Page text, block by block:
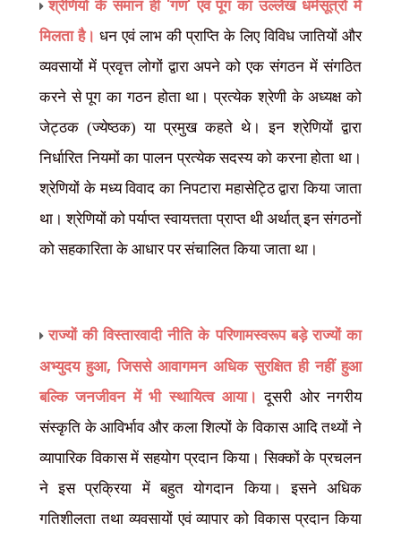
श्रेणियों के समान ही 'गण'एवं पूग का उल्लेख धर्मसूत्रों में
मिलता है। धन एवं लाभ की प्राप्ति के लिए विविध जातियों और
व्यवसायों में प्रवृत्त लोगों द्वारा अपने को एक संगठन में संगठित
करने से पूग का गठन होता था। प्रत्येक श्रेणी के अध्यक्ष को
जेट्ठक (ज्येष्ठक) या प्रमुख कहते थे। इन श्रेणियों द्वारा
निर्धारित नियमों का पालन प्रत्येक सदस्य को करना होता था।
श्रेणियों के मध्य विवाद का निपटारा महासेट्ठि द्वारा किया जाता
था। श्रेणियों को पर्याप्त स्वायत्तता प्राप्त थी अर्थात् इन संगठनों
को सहकारिता के आधार पर संचालित किया जाता था।
राज्यों की विस्तारवादी नीति के परिणामस्वरूप बड़े राज्यों का
अभ्युदय हुआ,जिससे आवागमन अधिक सुरक्षित ही नहीं हुआ
बल्कि जनजीवन में भी स्थायित्व आया। दूसरी ओर नगरीय
संस्कृति के आविर्भाव और कला शिल्पों के विकास आदि तथ्यों ने
व्यापारिक विकास में सहयोग प्रदान किया। सिक्कों के प्रचलन
ने इस प्रक्रिया में बहुत योगदान किया। इसने अधिक
गतिशीलता तथा व्यवसायों एवं व्यापार को विकास प्रदान किया